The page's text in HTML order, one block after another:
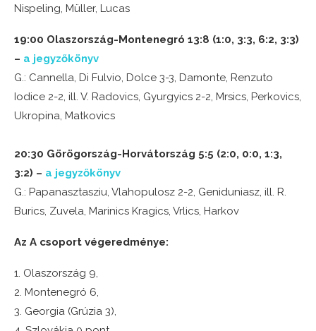
Nispeling, Müller, Lucas
19:00 Olaszország-Montenegró 13:8 (1:0, 3:3, 6:2, 3:3)
– a jegyzőkönyv
G.: Cannella, Di Fulvio, Dolce 3-3, Damonte, Renzuto
Iodice 2-2, ill. V. Radovics, Gyurgyics 2-2, Mrsics, Perkovics,
Ukropina, Matkovics
20:30 Görögország-Horvátország 5:5 (2:0, 0:0, 1:3,
3:2) – a jegyzőkönyv
G.: Papanasztasziu, Vlahopulosz 2-2, Geniduniasz, ill. R.
Burics, Zuvela, Marinics Kragics, Vrlics, Harkov
Az A csoport végeredménye:
1. Olaszország 9,
2. Montenegró 6,
3. Georgia (Grúzia 3),